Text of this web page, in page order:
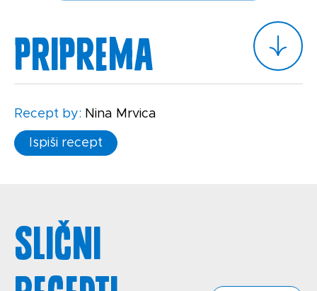
Priprema
Recept by: Nina Mrvica
Ispiši recept
Slični